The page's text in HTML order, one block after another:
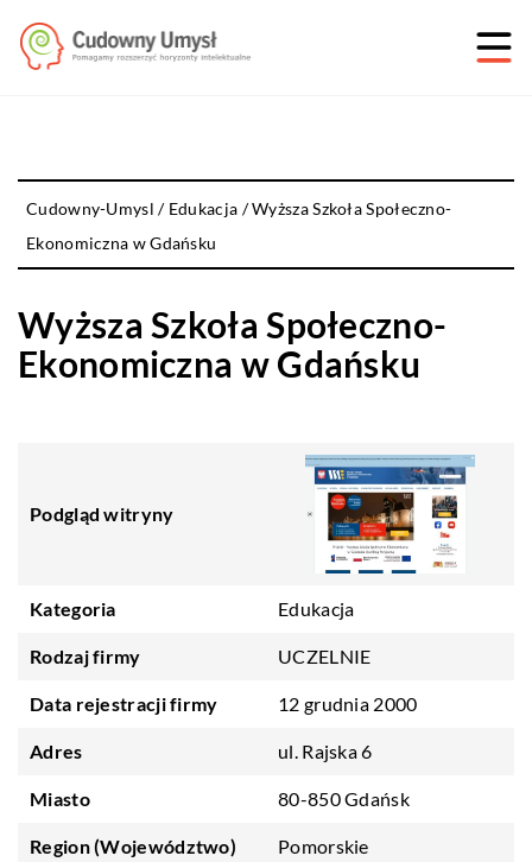
Cudowny-Umysl / Edukacja /Wyższa Szkoła Społeczno-
Ekonomiczna w Gdańsku
Wyższa Szkoła Społeczno-
Ekonomiczna w Gdańsku
Podgląd witryny
Kategoria Edukacja
Rodzaj firmy UCZELNIE
Data rejestracji firmy 12 grudnia 2000
Adres ul. Rajska 6
Miasto 80-850 Gdańsk
Region (Województwo) Pomorskie